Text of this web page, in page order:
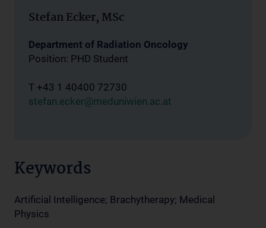
Stefan Ecker, MSc
Department of Radiation Oncology
Position: PHD Student
T +43 1 40400 72730
stefan.ecker@meduniwien.ac.at
Keywords
Artificial Intelligence; Brachytherapy; Medical
Physics